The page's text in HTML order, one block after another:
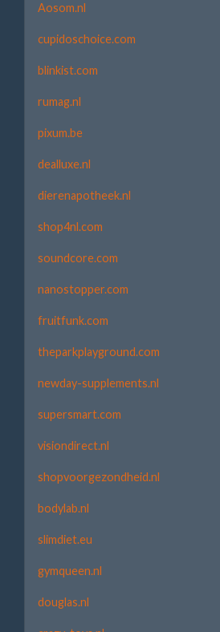
Aosom.nl
cupidoschoice.com
blinkist.com
rumag.nl
pixum.be
dealluxe.nl
dierenapotheek.nl
shop4nl.com
soundcore.com
nanostopper.com
fruitfunk.com
theparkplayground.com
newday-supplements.nl
supersmart.com
visiondirect.nl
shopvoorgezondheid.nl
bodylab.nl
slimdiet.eu
gymqueen.nl
douglas.nl